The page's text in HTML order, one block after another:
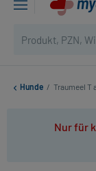
Hunde / Traumeel T
Nur für